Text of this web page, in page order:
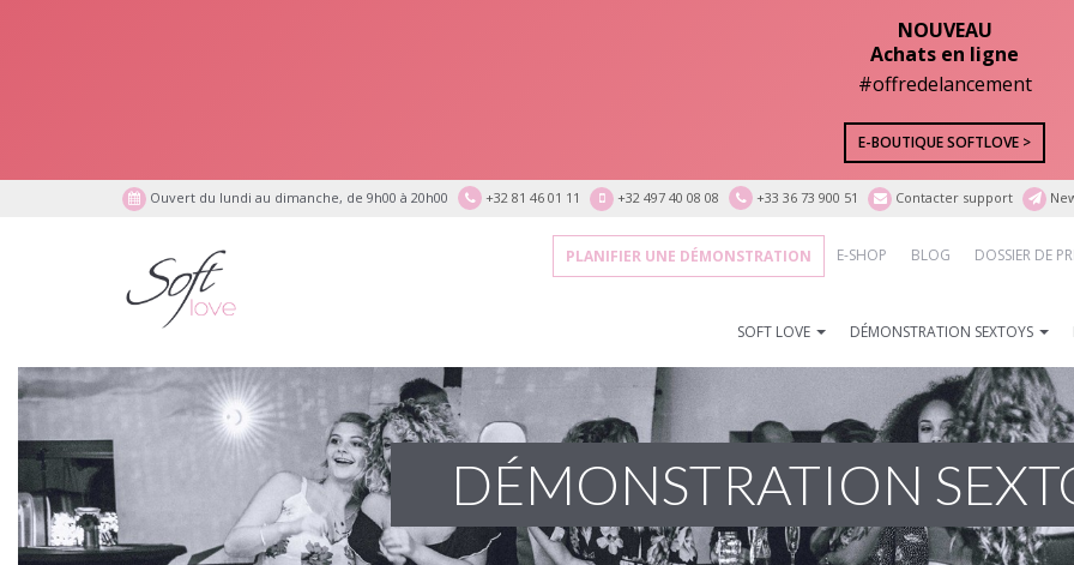
Ouvert du lundi au dimanche, de 9h00 à 20h00 +32 81 46 01 11 +32 497 40 08 08 +33 36 73 900 51 Contacter support
PLANIFIER UNE DÉMONSTRATION E-SHOP BLOG DOSSIER DE
SOFT LOVE DÉMONSTRATION SEXTOYS
DÉMONSTRATION
NOUVEAU
Achats en ligne
#offredelancement
E-BOUTIQUE SOFTLOVE >